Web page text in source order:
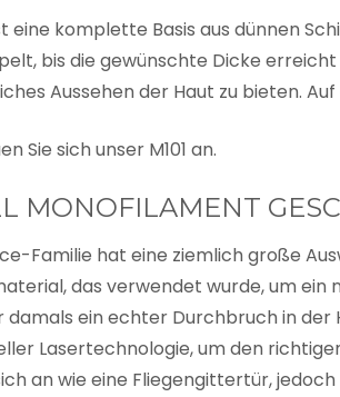
eine komplette Basis aus dünnen
bis die gewünschte Dicke
Aussehen der Haut zu bieten.
Sie sich unser M101 an.
MONOFILAMENT
Familie hat eine ziemlich große
das verwendet wurde, um ein
damals ein echter Durchbruch in
Lasertechnologie, um den
an wie eine Fliegengittertür,